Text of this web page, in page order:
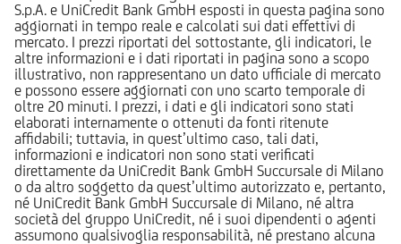
S.p.A. e UniCredit Bank GmbH esposti in questa pagina sono
aggiornati in tempo reale e calcolati sui dati effettivi di
mercato. I prezzi riportati del sottostante, gli indicatori, le
altre informazioni e i dati riportati in pagina sono a scopo
illustrativo, non rappresentano un dato ufficiale di mercato
e possono essere aggiornati con uno scarto temporale di
oltre 20 minuti. I prezzi, i dati e gli indicatori sono stati
elaborati internamente o ottenuti da fonti ritenute
affidabili; tuttavia, in quest’ultimo caso, tali dati,
informazioni e indicatori non sono stati verificati
direttamente da UniCredit Bank GmbH Succursale di Milano
o da altro soggetto da quest’ultimo autorizzato e, pertanto,
né UniCredit Bank GmbH Succursale di Milano, né altra
società del gruppo UniCredit, né i suoi dipendenti o agenti
assumono qualsivoglia responsabilità, né prestano alcuna